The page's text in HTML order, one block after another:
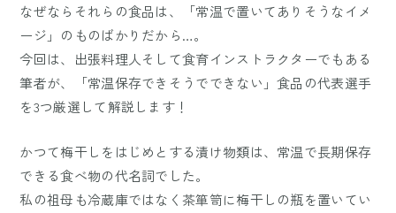
なぜならそれらの食品は、「常温で置いてありそうなイメ
ージ」のものばかりだから…。
今回は、出張料理人そして食育インストラクターでもある
筆者が、「常温保存できそうでできない」食品の代表選手
を3つ厳選して解説します！
かつて梅干しをはじめとする漬け物類は、常温で長期保存
できる食べ物の代名詞でした。
私の祖母も冷蔵庫ではなく茶箪笥に梅干しの瓶を置いてい